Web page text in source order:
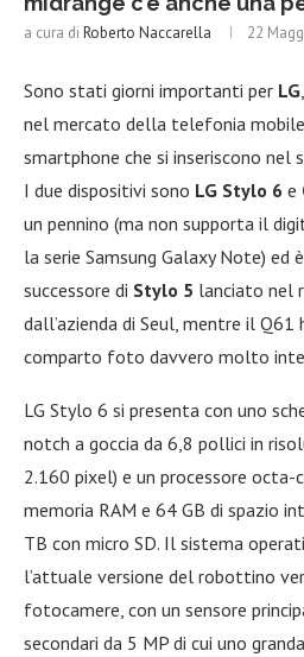
a cura di Roberto Naccarella 22
Sono stati giorni importanti per LG
nel mercato della telefonia
smartphone che si inseriscono nel
I due dispositivi sono LG Stylo 6 e
un pennino (ma non supporta il
la serie Samsung Galaxy Note) ed
successore di Stylo 5 lanciato nel
dall’azienda di Seul, mentre il
comparto foto davvero molto
LG Stylo 6 si presenta con uno
notch a goccia da 6,8 pollici in
2.160 pixel) e un processore octa-
memoria RAM e 64 GB di spazio
TB con micro SD. Il sistema
l’attuale versione del robottino
fotocamere, con un sensore
secondari da 5 MP di cui uno